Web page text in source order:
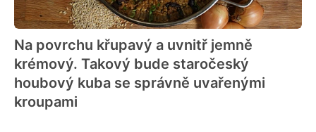
Na povrchu křupavý a uvnitř jemně
krémový. Takový bude staročeský
houbový kuba se správně uvařenými
kroupami